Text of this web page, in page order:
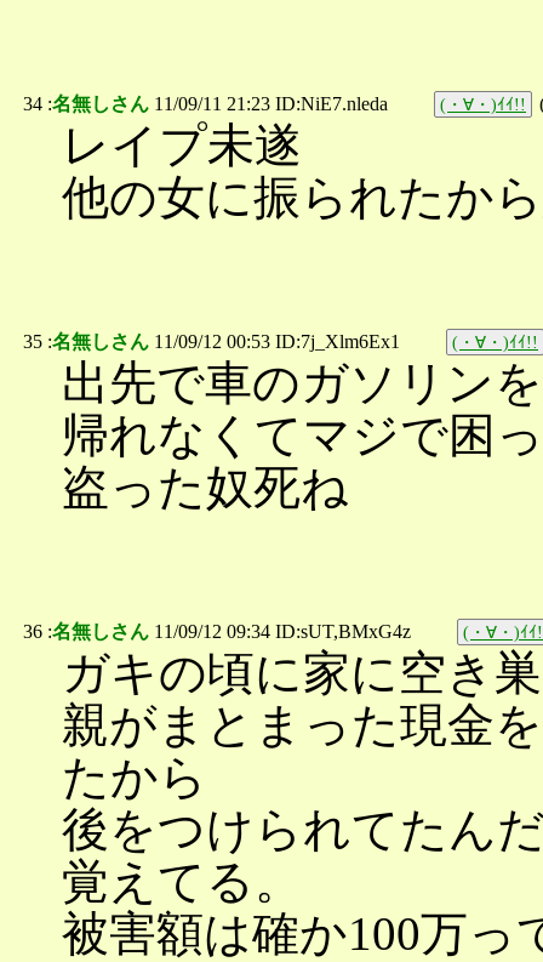
34 :名無しさん 11/09/11 21:23 ID:NiE7.nleda (・∀・)ｲｲ!!
レイプ未遂
他の女に振られたか
35 :名無しさん 11/09/12 00:53 ID:7j_Xlm6Ex1 (・∀・)ｲｲ!!
出先で車のガソリン
帰れなくてマジで困
盗った奴死ね
36 :名無しさん 11/09/12 09:34 ID:sUT,BMxG4z (・∀・)ｲｲ
ガキの頃に家に空き
親がまとまった現金
たから
後をつけられてたん
覚えてる。
被害額は確か100万っ